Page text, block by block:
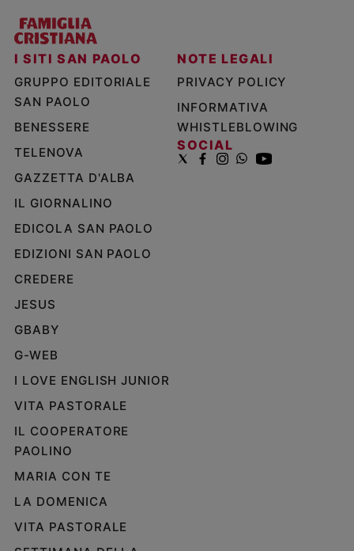
I SITI SAN PAOLO
GRUPPO EDITORIALE
SAN PAOLO
BENESSERE
TELENOVA
GAZZETTA D'ALBA
IL GIORNALINO
EDICOLA SAN PAOLO
EDIZIONI SAN PAOLO
CREDERE
JESUS
GBABY
G-WEB
I LOVE ENGLISH JUNIOR
VITA PASTORALE
IL COOPERATORE
PAOLINO
MARIA CON TE
LA DOMENICA
VITA PASTORALE
NOTE LEGALI
PRIVACY POLICY
INFORMATIVA
WHISTLEBLOWING
SOCIAL